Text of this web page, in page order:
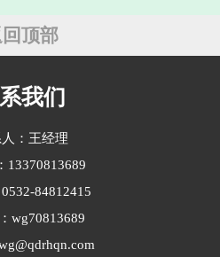
而是直奔固态电池生产设备
的大动作。 业内人士都
顶部
我们
：王经理
84812415
wg70813689